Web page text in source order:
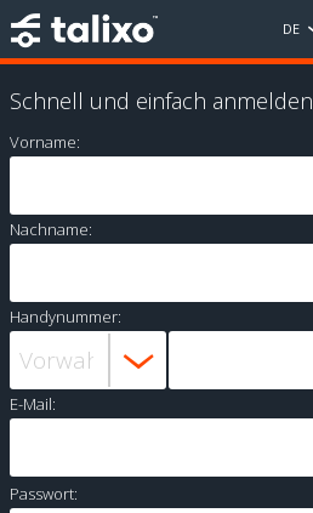
DE
Schnell und einfach anmelden
Vorname:
Nachname:
Handynummer:
E-Mail:
Passwort: